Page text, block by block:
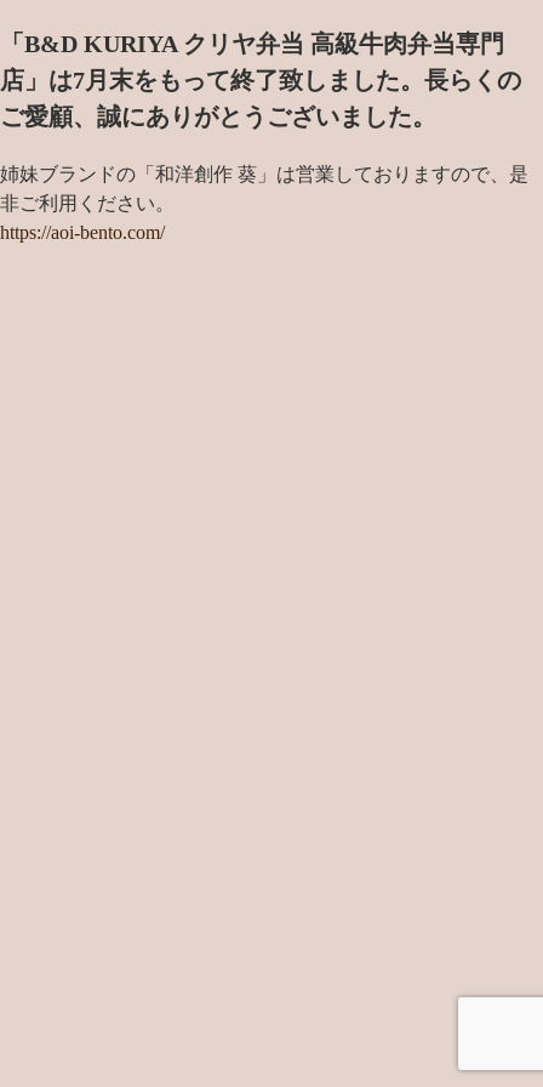
「B&D KURIYA クリヤ弁当 高級牛肉弁当専門
店」は7月末をもって終了致しました。 長らくの
ご愛顧、誠にありがとうございました。
姉妹ブランドの「和洋創作 葵」は営業しておりますので、是
非ご利用ください。
https://aoi-bento.com/